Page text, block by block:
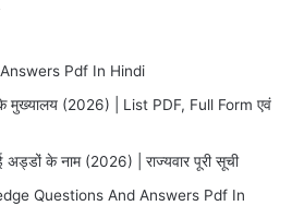
Pdf In Hindi
मुख्यालय (2026) | List PDF, Full Form एवं
अड्डों के नाम (2026) | राज्यवार पूरी सूची
Questions And Answers Pdf In